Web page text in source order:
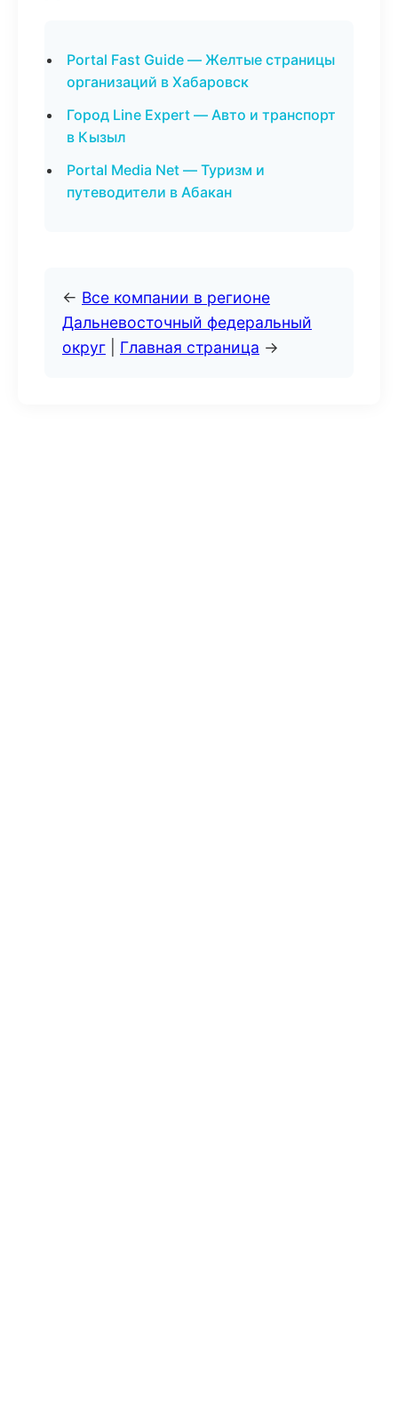
Portal Fast Guide — Желтые страницы
организаций в Хабаровск
Город Line Expert — Авто и транспорт
в Кызыл
Portal Media Net — Туризм и
путеводители в Абакан
← Все компании в регионе
Дальневосточный федеральный
округ
Главная страница →